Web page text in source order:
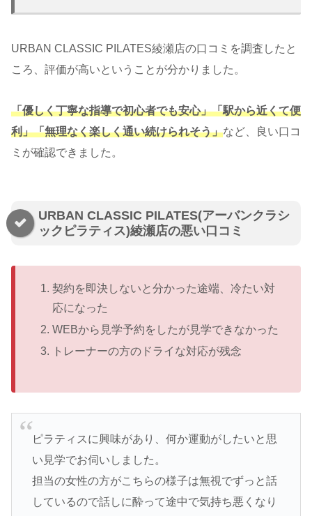
URBAN CLASSIC PILATES綾瀬店の口コミを調査したと
ころ、評価が高いということが分かりました。
「優しく丁寧な指導で初心者でも安心」「駅から近くて便
利」「無理なく楽しく通い続けられそう」など、良い口コ
ミが確認できました。
URBAN CLASSIC PILATES(アーバンクラシ
ックピラティス)綾瀬店の悪い口コミ
契約を即決しないと分かった途端、冷たい対
応になった
WEBから見学予約をしたが見学できなかった
トレーナーの方のドライな対応が残念
ピラティスに興味があり、何か運動がしたいと思
い見学でお伺いしました。
担当の女性の方がこちらの様子は無視でずっと話
しているので話しに酔って途中で気持ち悪くなり